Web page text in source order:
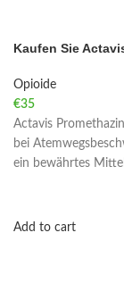
Kaufen Sie
Opioide
€35
Actavis
bei
ein bewährtes
Add to cart